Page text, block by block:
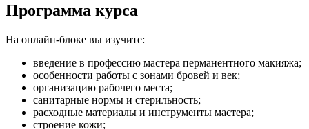
Программа курса
На онлайн-блоке вы изучите:
введение в профессию мастера перманентного макияжа;
особенности работы с зонами бровей и век;
организацию рабочего места;
санитарные нормы и стерильность;
расходные материалы и инструменты мастера;
строение кожи;